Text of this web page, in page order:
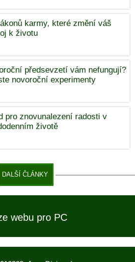
karmy, které změní váš
k životu
předsevzetí vám nefungují?
novoroční experimenty
pro znovunalezení radosti v
životě
DALŠÍ ČLÁNKY
webu pro PC